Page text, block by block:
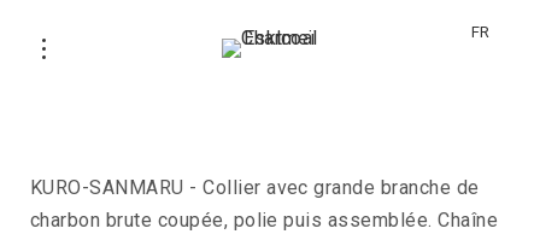
FR
KURO-SANMARU - Collier avec grande branche de
charbon brute coupée, polie puis assemblée. Chaîne